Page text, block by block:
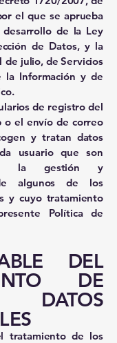
el que se aprueba
de la Ley
de Datos, y la
de julio, de Servicios
la Información y de
de registro del
o el envío de correo
y tratan datos
usuario que son
la gestión y
algunos de los
y cuyo tratamiento
Política de
DEL
DE
tratamiento de los